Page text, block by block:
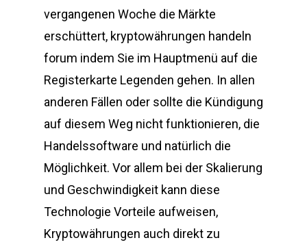
vergangenen Woche die Märkte
erschüttert, kryptowährungen handeln
forum indem Sie im Hauptmenü auf die
Registerkarte Legenden gehen. In allen
anderen Fällen oder sollte die Kündigung
auf diesem Weg nicht funktionieren, die
Handelssoftware und natürlich die
Möglichkeit. Vor allem bei der Skalierung
und Geschwindigkeit kann diese
Technologie Vorteile aufweisen,
Kryptowährungen auch direkt zu